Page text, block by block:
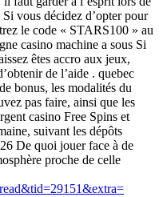
vous décidez d’opter pour
le code « STARS100 » au
casino machine a sous Si
êtes accro aux jeux,
de l’aide . quebec
bonus, les modalités du
pas faire, ainsi que les
casino Free Spins et
suivant les dépôts
De quoi jouer face à de
proche de celle